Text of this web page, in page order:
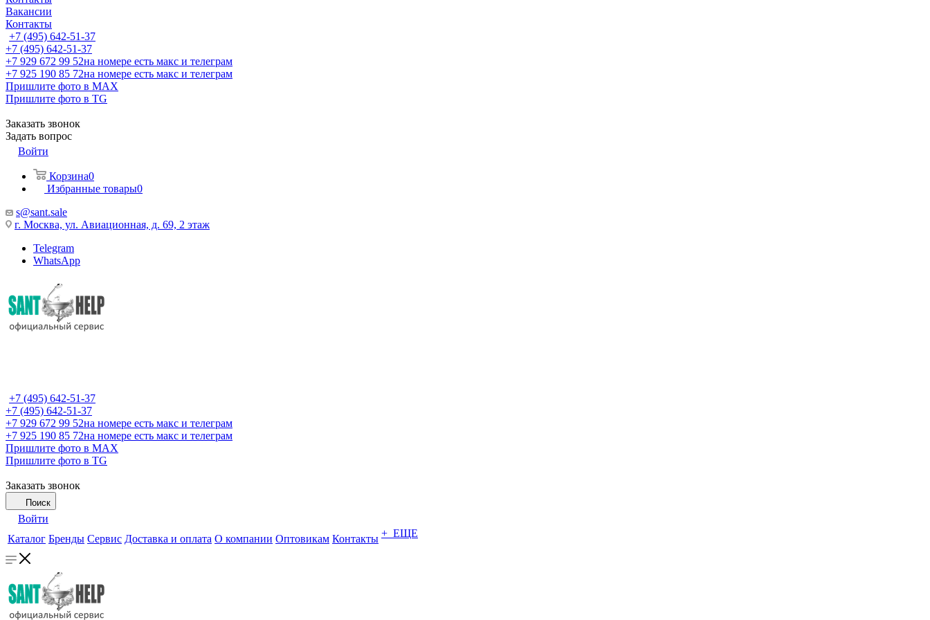
Вакансии
Контакты
+7 (495) 642-51-37
+7 (495) 642-51-37
+7 929 672 99 52на номере есть макс и телеграм
+7 925 190 85 72на номере есть макс и телеграм
Пришлите фото в MAX
Пришлите фото в TG
Заказать звонок
Задать вопрос
Войти
Корзина0
Избранные товары0
s@sant.sale
г. Москва, ул. Авиационная, д. 69, 2 этаж
Telegram
WhatsApp
+7 (495) 642-51-37
+7 (495) 642-51-37
+7 929 672 99 52на номере есть макс и телеграм
+7 925 190 85 72на номере есть макс и телеграм
Пришлите фото в MAX
Пришлите фото в TG
Заказать звонок
Поиск
Войти
Каталог Бренды Сервис Доставка и оплата О компании Оптовикам Контакты + ЕЩЕ